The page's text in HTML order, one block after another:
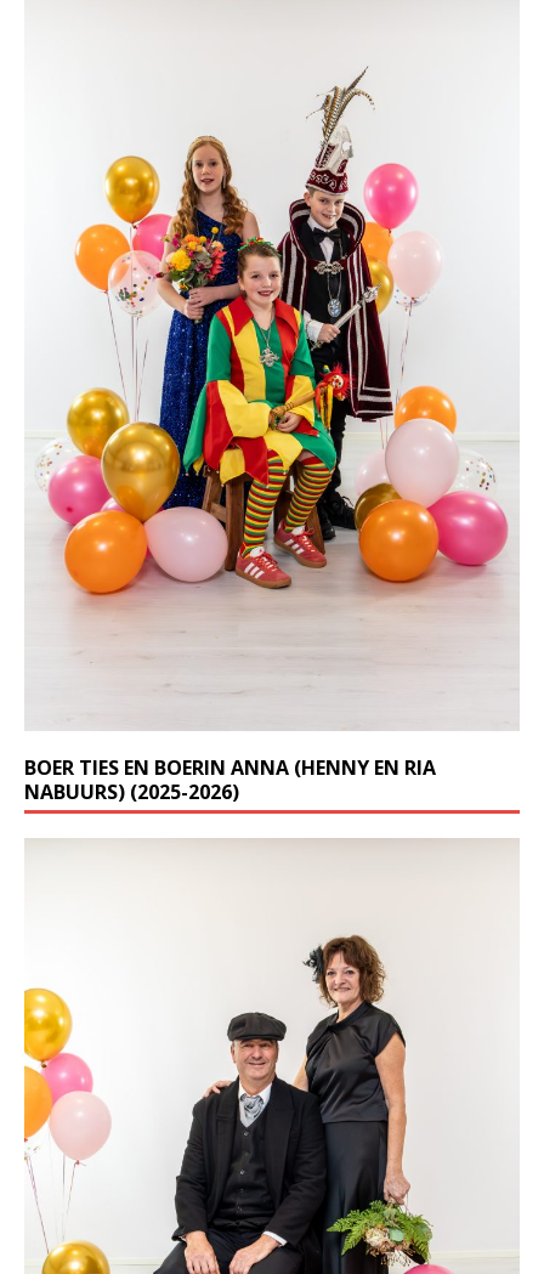
BOER TIES EN BOERIN ANNA (HENNY EN RIA
NABUURS) (2025-2026)